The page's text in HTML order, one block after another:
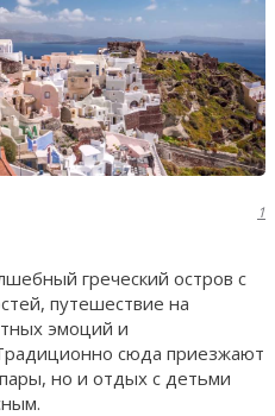
1
греческий остров с
путешествие на
эмоций и
сюда приезжают
но и отдых с детьми